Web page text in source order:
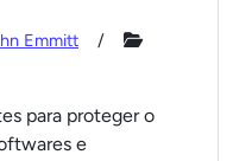
Emmitt
para proteger o
e